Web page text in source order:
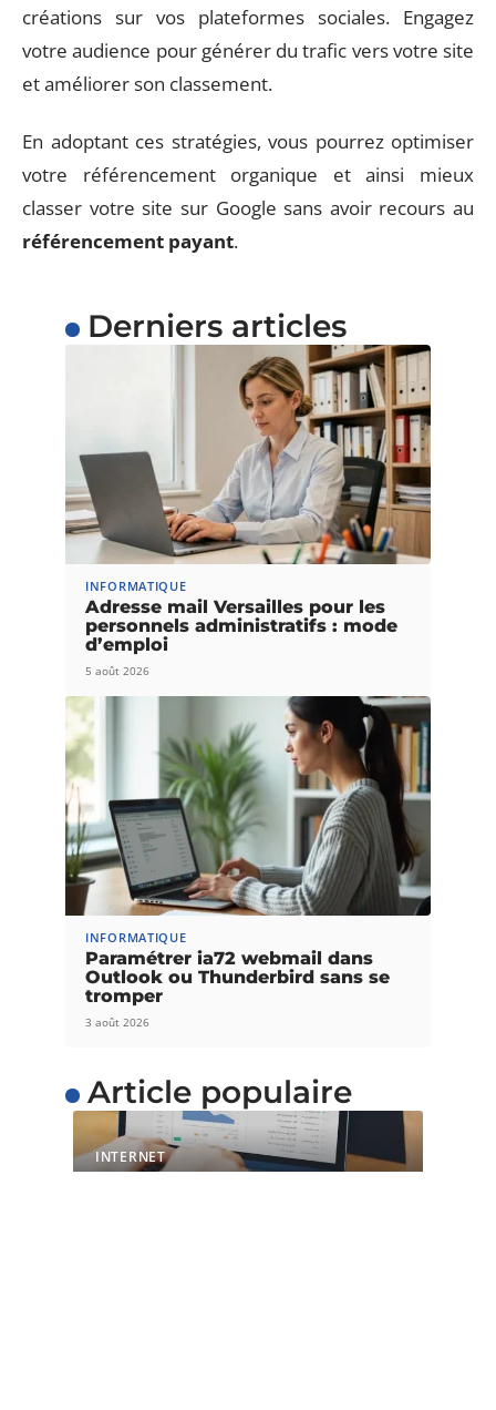
créations sur vos plateformes sociales. Engagez
votre audience pour générer du trafic vers votre site
et améliorer son classement.
En adoptant ces stratégies, vous pourrez optimiser
votre référencement organique et ainsi mieux
classer votre site sur Google sans avoir recours au
référencement payant.
Derniers articles
INFORMATIQUE
Adresse mail Versailles pour les
personnels administratifs : mode
d’emploi
5 août 2026
INFORMATIQUE
Paramétrer ia72 webmail dans
Outlook ou Thunderbird sans se
tromper
3 août 2026
Article populaire
INTERNET